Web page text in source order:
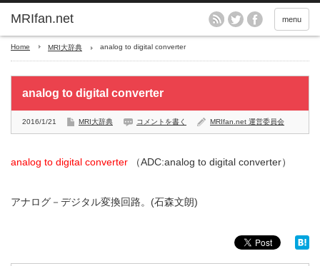
MRIfan.net menu
Home MRI大辞典 analog to digital converter
analog to digital converter
2016/1/21 MRI大辞典 コメントを書く MRIfan.net 運営委員会
analog to digital converter （ADC:analog to digital converter）
アナログ－デジタル変換回路。(石森文朗)